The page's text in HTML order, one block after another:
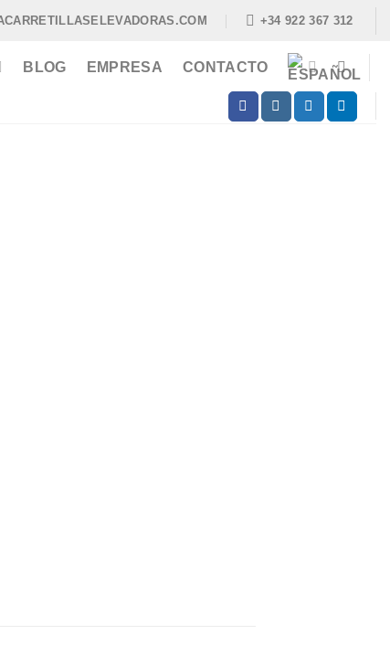
+34 922 367 312
BLOG EMPRESA CONTACTO